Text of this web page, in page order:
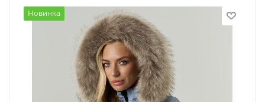
Новинка